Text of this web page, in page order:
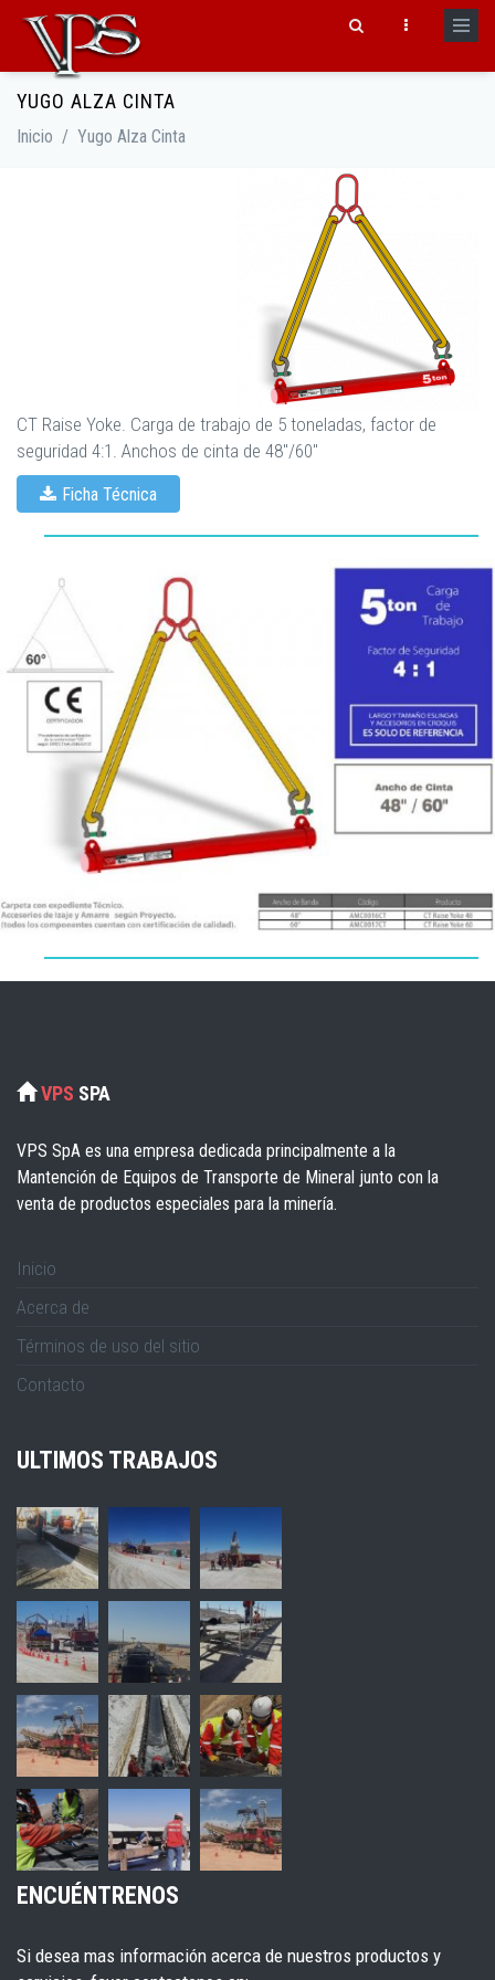
Pasar al contenido principal
Formulario de búsqueda
YUGO ALZA CINTA
Inicio / Yugo Alza Cinta
CT Raise Yoke. Carga de trabajo de 5 toneladas, factor de
seguridad 4:1. Anchos de cinta de 48"/60"
Ficha Técnica
VPS SPA
VPS SpA es una empresa dedicada principalmente a la
Mantención de Equipos de Transporte de Mineral junto con la
venta de productos especiales para la minería.
Inicio
Acerca de
Términos de uso del sitio
Contacto
ULTIMOS TRABAJOS
ENCUÉNTRENOS
Si desea mas información acerca de nuestros productos y